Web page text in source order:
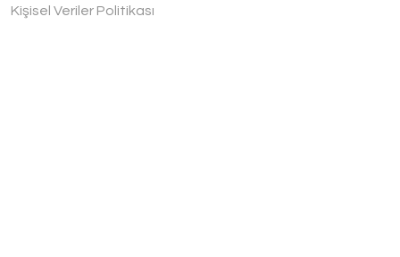
Kişisel Veriler Politikası